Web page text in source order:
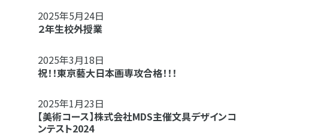
2025年5月24日
２年生校外授業
2025年3月18日
祝！！東京藝大日本画専攻合格！！！
2025年1月23日
【美術コース】株式会社MDS主催文具デザインコ
ンテスト2024